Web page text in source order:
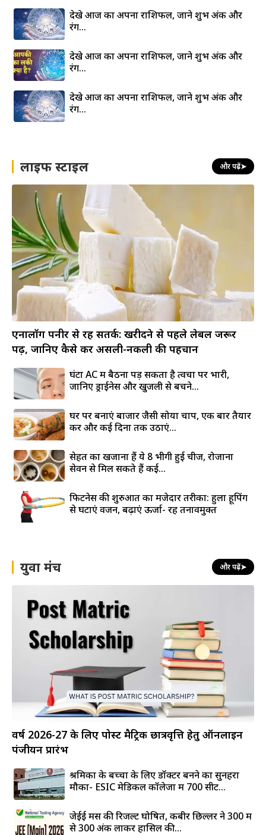
देखे आज का अपना राशिफल, जाने शुभ अंक और
रंग…
देखे आज का अपना राशिफल, जाने शुभ अंक और
रंग…
देखे आज का अपना राशिफल, जाने शुभ अंक और
रंग…
लाइफ स्टाइल और पढ़ें➤
एनालॉग पनीर से रहें सतर्क: खरीदने से पहले लेबल जरूर
पढ़ें, जानिए कैसे करें असली-नकली की पहचान
घंटों AC में बैठना पड़ सकता है त्वचा पर भारी,
जानिए ड्राईनेस और खुजली से बचने...
घर पर बनाएं बाजार जैसी सोया चाप, एक बार तैयार
करें और कई दिनों तक उठाएं...
सेहत का खजाना हैं ये 8 भीगी हुई चीजें, रोजाना
सेवन से मिल सकते हैं कई...
फिटनेस की शुरुआत का मजेदार तरीका: हुला हूपिंग
से घटाएं वजन, बढ़ाएं ऊर्जा- रहें तनावमुक्त
युवा मंच और पढ़ें➤
वर्ष 2026-27 के लिए पोस्ट मैट्रिक छात्रवृत्ति हेतु ऑनलाइन
पंजीयन प्रारंभ
श्रमिकों के बच्चों के लिए डॉक्टर बनने का सुनहरा
मौका- ESIC मेडिकल कॉलेजों में 700 सीटें...
जेईई मेंस की रिजल्ट घोषित, कबीर छिल्लर ने 300 में
से 300 अंक लाकर हासिल की...